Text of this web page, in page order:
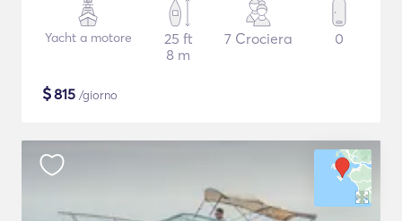
Yacht a motore
25 ft
8 m
7 Crociera 0
$815 /giorno